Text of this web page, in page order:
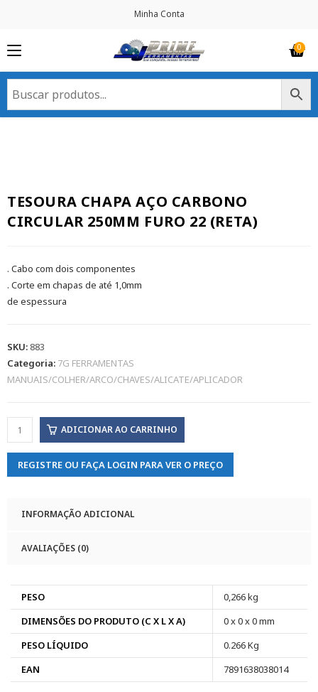
Minha Conta
TESOURA CHAPA AÇO CARBONO
CIRCULAR 250MM FURO 22 (RETA)
. Cabo com dois componentes
. Corte em chapas de até 1,0mm
de espessura
SKU: 883
Categoria: 7G FERRAMENTAS
MANUAIS/COLHER/ARCO/CHAVES/ALICATE/APLICADOR
ADICIONAR AO CARRINHO
REGISTRE OU FAÇA LOGIN PARA VER O PREÇO
INFORMAÇÃO ADICIONAL
AVALIAÇÕES (0)
PESO
0,266 kg
DIMENSÕES DO PRODUTO (C X L X A)
0 x 0 x 0 mm
PESO LÍQUIDO
0.266 Kg
EAN
7891638038014